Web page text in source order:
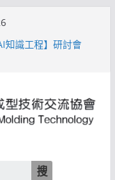
知識工程】研討會
模具估報價：貫穿
智造平台」主題館
生產】研討會
搜